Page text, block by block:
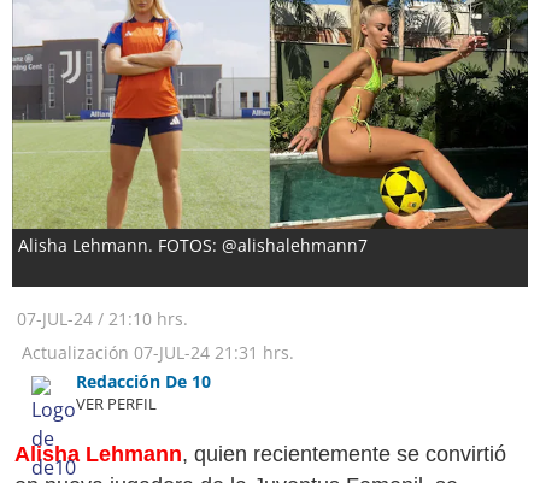
Alisha Lehmann. FOTOS: @alishalehmann7
07-JUL-24 / 21:10 hrs.
Actualización 07-JUL-24 21:31 hrs.
Redacción De 10
VER PERFIL
Alisha Lehmann, quien recientemente se convirtió